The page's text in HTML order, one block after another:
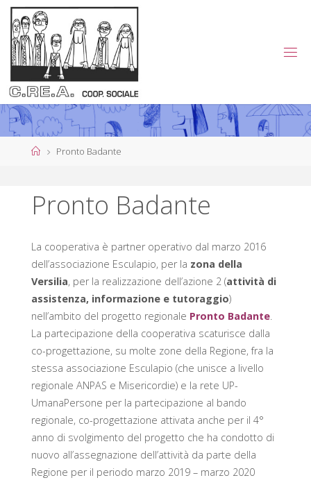
Salta
contenuto
.RE
.A.
OP
ER
ATI
VA
SO
CIA
LE
VIA
HomePronto Badante
Pronto Badante
La cooperativa è partner operativo dal marzo 2016
dell’associazione Esculapio, per la zona della
Versilia, per la realizzazione dell’azione 2 (attività di
assistenza, informazione e tutoraggio)
nell’ambito del progetto regionale Pronto Badante.
La partecipazione della cooperativa scaturisce dalla
co-progettazione, su molte zone della Regione, fra la
stessa associazione Esculapio (che unisce a livello
regionale ANPAS e Misericordie) e la rete UP-
UmanaPersone per la partecipazione al bando
regionale, co-progettazione attivata anche per il 4°
anno di svolgimento del progetto che ha condotto di
nuovo all’assegnazione dell’attività da parte della
Regione per il periodo marzo 2019 – marzo 2020